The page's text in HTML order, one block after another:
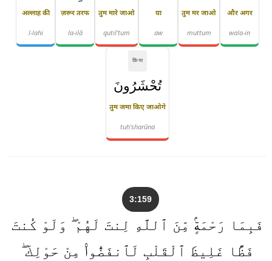
और अगर
wala-in
तुम मर जाओ
muttum
या
aw
तुम मारे जाओ
qutil'tum
ज़रूर तरफ
la-ilā
अल्लाह की
l-lahi
क्रिया
تُحْشَرُونَ
तुम जमा किए जाओगे
tuḥ'sharūna
3:159
فَبِمَا رَحْمَةٍۢ مِّنَ ٱللَّهِ لِنتَ لَهُمْ ۖ وَلَوْ كُنتَ
فَظًّا غَلِيظَ ٱلْقَلْبِ لَٱنفَضُّوا۟ مِنْ حَوْلِكَ ۖ